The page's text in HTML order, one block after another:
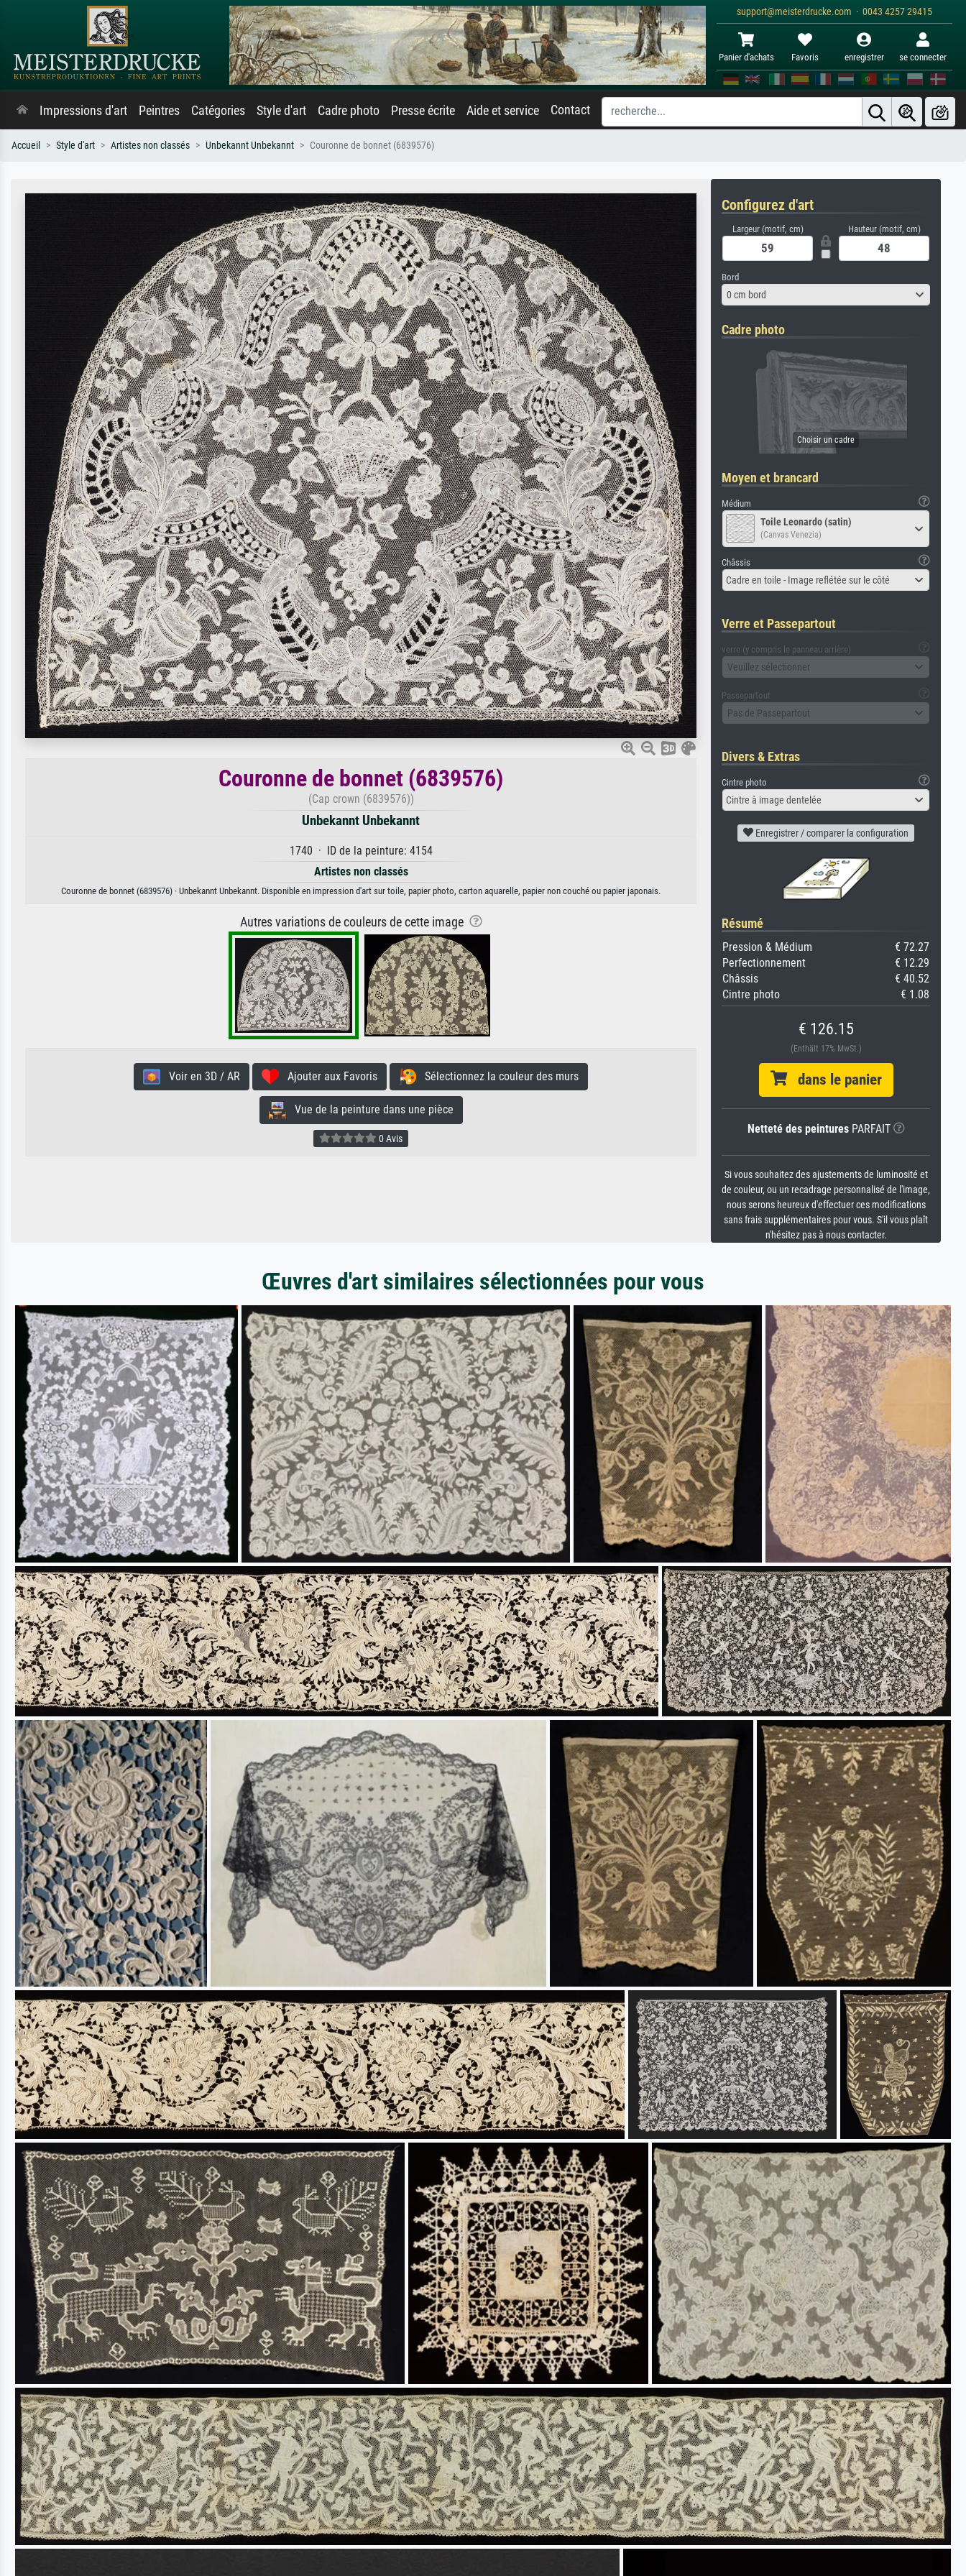
support@meisterdrucke.com · 0043 4257 29415
Panier d'achats Favoris enregistrer se connecter
Impressions d'art Peintres Catégories Style d'art Cadre photo Presse écrite Aide et service Contact
Accueil Style d'art Artistes non classés Unbekannt Unbekannt Couronne de bonnet (6839576)
Couronne de bonnet (6839576)
(Cap crown (6839576))
Unbekannt Unbekannt
1740 · ID de la peinture: 4154
Artistes non classés
Couronne de bonnet (6839576) · Unbekannt Unbekannt. Disponible en impression d'art sur toile, papier photo, carton aquarelle, papier non couché ou papier japonais.
Autres variations de couleurs de cette image
Voir en 3D / AR Ajouter aux Favoris Sélectionnez la couleur des murs
Vue de la peinture dans une pièce
0 Avis
Configurez d'art
Largeur (motif, cm) Hauteur (motif, cm)
Bord
0 cm bord
Cadre photo
Moyen et brancard
Médium
Toile Leonardo (satin)
(Canvas Venezia)
Châssis
Cadre en toile - Image reflétée sur le côté
Verre et Passepartout
verre (y compris le panneau arrière)
Veuillez sélectionner
Passepartout
Pas de Passepartout
Divers & Extras
Cintre photo
Cintre à image dentelée
Enregistrer / comparer la configuration
Résumé
Pression & Médium
€ 72.27
Perfectionnement
€ 12.29
Châssis
€ 40.52
Cintre photo
€ 1.08
€ 126.15
(Enthält 17% MwSt.)
dans le panier
Netteté des peinturesPARFAIT
Si vous souhaitez des ajustements de luminosité et
de couleur, ou un recadrage personnalisé de l'image,
nous serons heureux d'effectuer ces modifications
sans frais supplémentaires pour vous. S'il vous plaît
n'hésitez pas à nous contacter.
Œuvres d'art similaires sélectionnées pour vous